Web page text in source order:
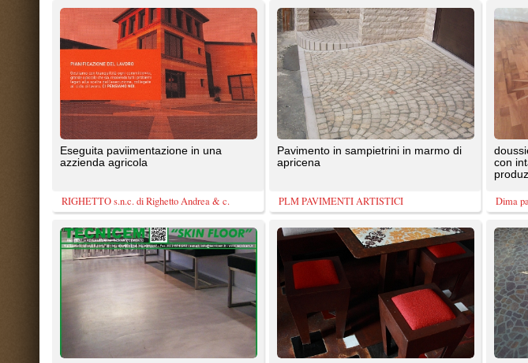
Rivestimento resinoso a pavimento
abbastanza uniforme con effetto
plastico-vellutato, colori a ...
Pavimenti e rivestimenti in resina
artistica, direttamente sulle vecchie
mattonelle, si evita la ...
Edil Caso sas
Decoro in pietra di Trani, porfido e
luserna
Castelli Romani...L' Arte della Pietra
greca
PLM PAVIMENTI ARTISTICI
pavimentazione finita in sole due ore.
Estremamente robusto, ...
APS Srl
realizzato con resina epossidica
all'acqua della linea Basf
Restauro Pavimento
2 3 4 5 7
TrovaPavimenti.it
AF Coding Studio